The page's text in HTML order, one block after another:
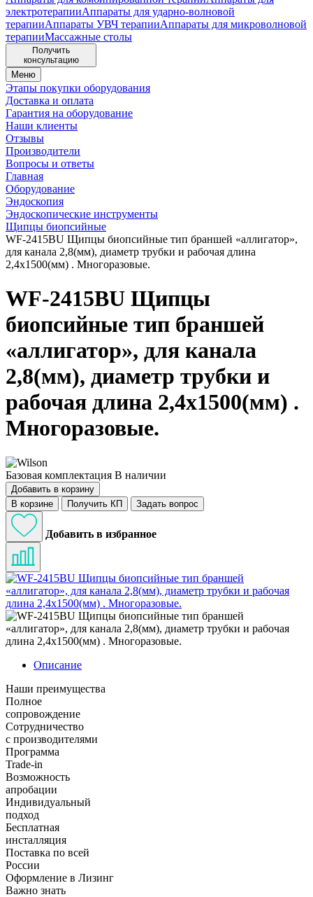
электротерапииАппараты для ударно-волновой
терапииАппараты УВЧ терапииАппараты для микроволновой
терапииМассажные столы
Получить
консультацию
Меню
Этапы покупки оборудования
Доставка и оплата
Гарантия на оборудование
Наши клиенты
Отзывы
Производители
Вопросы и ответы
Главная
Оборудование
Эндоскопия
Эндоскопические инструменты
Щипцы биопсийные
WF-2415BU Щипцы биопсийные тип браншей «аллигатор»,
для канала 2,8(мм), диаметр трубки и рабочая длина
2,4х1500(мм) . Многоразовые.
WF-2415BU Щипцы
биопсийные тип браншей
«аллигатор», для канала
2,8(мм), диаметр трубки и
рабочая длина 2,4х1500(мм) .
Многоразовые.
Базовая комплектация В наличии
Добавить в корзину
В корзине
Получить КП Задать вопрос
Добавить в избранное
Описание
Наши преимущества
Полное
сопровождение
Сотрудничество
с производителями
Программа
Trade-in
Возможность
апробации
Индивидуальный
подход
Бесплатная
инсталляция
Поставка по всей
России
Оформление в Лизинг
Важно знать